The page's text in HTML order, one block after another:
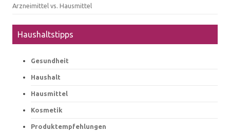
Arzneimittel vs. Hausmittel
Haushaltstipps
Gesundheit
Haushalt
Hausmittel
Kosmetik
Produktempfehlungen